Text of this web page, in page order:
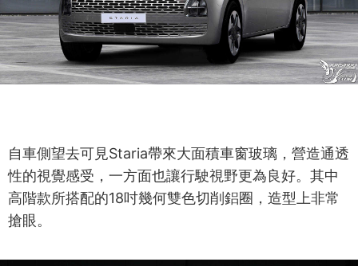
自車側望去可見Staria帶來大面積車窗玻璃，營造通透
性的視覺感受，一方面也讓行駛視野更為良好。其中
高階款所搭配的18吋幾何雙色切削鋁圈，造型上非常
搶眼。